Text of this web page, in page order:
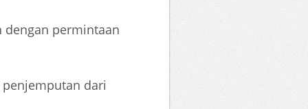
permintaan
dari